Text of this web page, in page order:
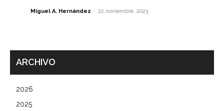
Miguel A. Hernández - 22 noviembre, 2023
ARCHIVO
2026
2025